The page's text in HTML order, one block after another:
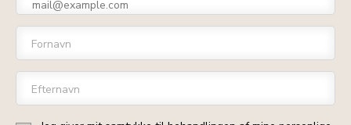
Fornavn
Efternavn